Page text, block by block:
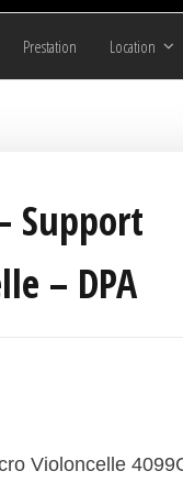
Prestation Location
Support
– DPA
Violoncelle